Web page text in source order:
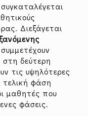
συγκαταλέγεται
Διεξάγεται
δεύτερη
τις υψηλότερες
τελική φάση
μαθητές που
φάσεις.